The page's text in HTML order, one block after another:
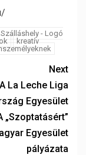
- Logó
kreatív
Next
A La Leche Liga
Egyesület
„Szoptatásért”
Egyesület
pályázata